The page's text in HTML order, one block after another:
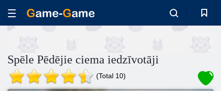
Spēle Pēdējie ciema iedzīvotāji
(Total 10)